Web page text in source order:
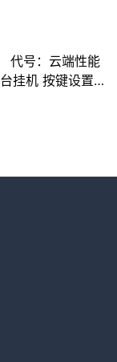
代号：云端性能
挂机 按键设置